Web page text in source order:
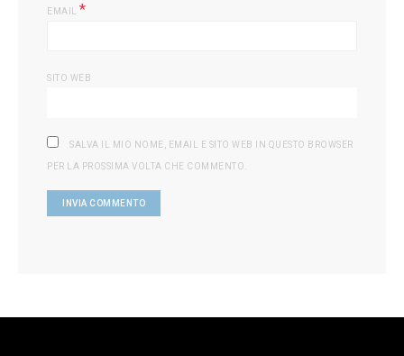
EMAIL *
SITO WEB
SALVA IL MIO NOME, EMAIL E SITO WEB IN QUESTO BROWSER
PER LA PROSSIMA VOLTA CHE COMMENTO.